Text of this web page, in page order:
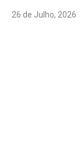
26 de Julho, 2026